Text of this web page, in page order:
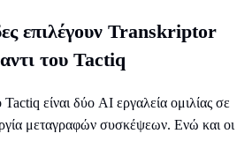
επιλέγουν Transkriptor
του Tactiq
είναι δύο AI εργαλεία ομιλίας σε
μεταγραφών συσκέψεων. Ενώ και οι